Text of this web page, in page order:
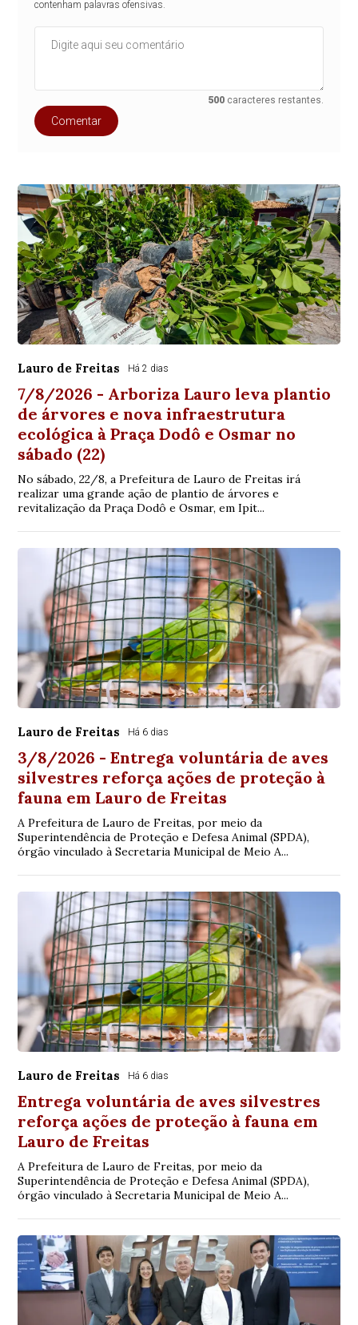
contenham palavras ofensivas.
500 caracteres restantes.
Comentar
Lauro de Freitas Há 2 dias
7/8/2026 - Arboriza Lauro leva plantio
de árvores e nova infraestrutura
ecológica à Praça Dodô e Osmar no
sábado (22)
No sábado, 22/8, a Prefeitura de Lauro de Freitas irá
realizar uma grande ação de plantio de árvores e
revitalização da Praça Dodô e Osmar, em Ipit...
Lauro de Freitas Há 6 dias
3/8/2026 - Entrega voluntária de aves
silvestres reforça ações de proteção à
fauna em Lauro de Freitas
A Prefeitura de Lauro de Freitas, por meio da
Superintendência de Proteção e Defesa Animal (SPDA),
órgão vinculado à Secretaria Municipal de Meio A...
Lauro de Freitas Há 6 dias
Entrega voluntária de aves silvestres
reforça ações de proteção à fauna em
Lauro de Freitas
A Prefeitura de Lauro de Freitas, por meio da
Superintendência de Proteção e Defesa Animal (SPDA),
órgão vinculado à Secretaria Municipal de Meio A...